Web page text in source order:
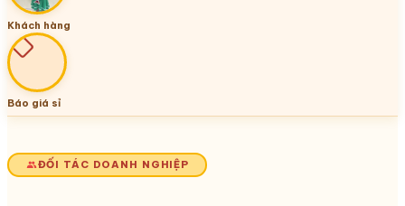
Khách hàng
Báo giá sỉ
ĐỐI TÁC DOANH NGHIỆP